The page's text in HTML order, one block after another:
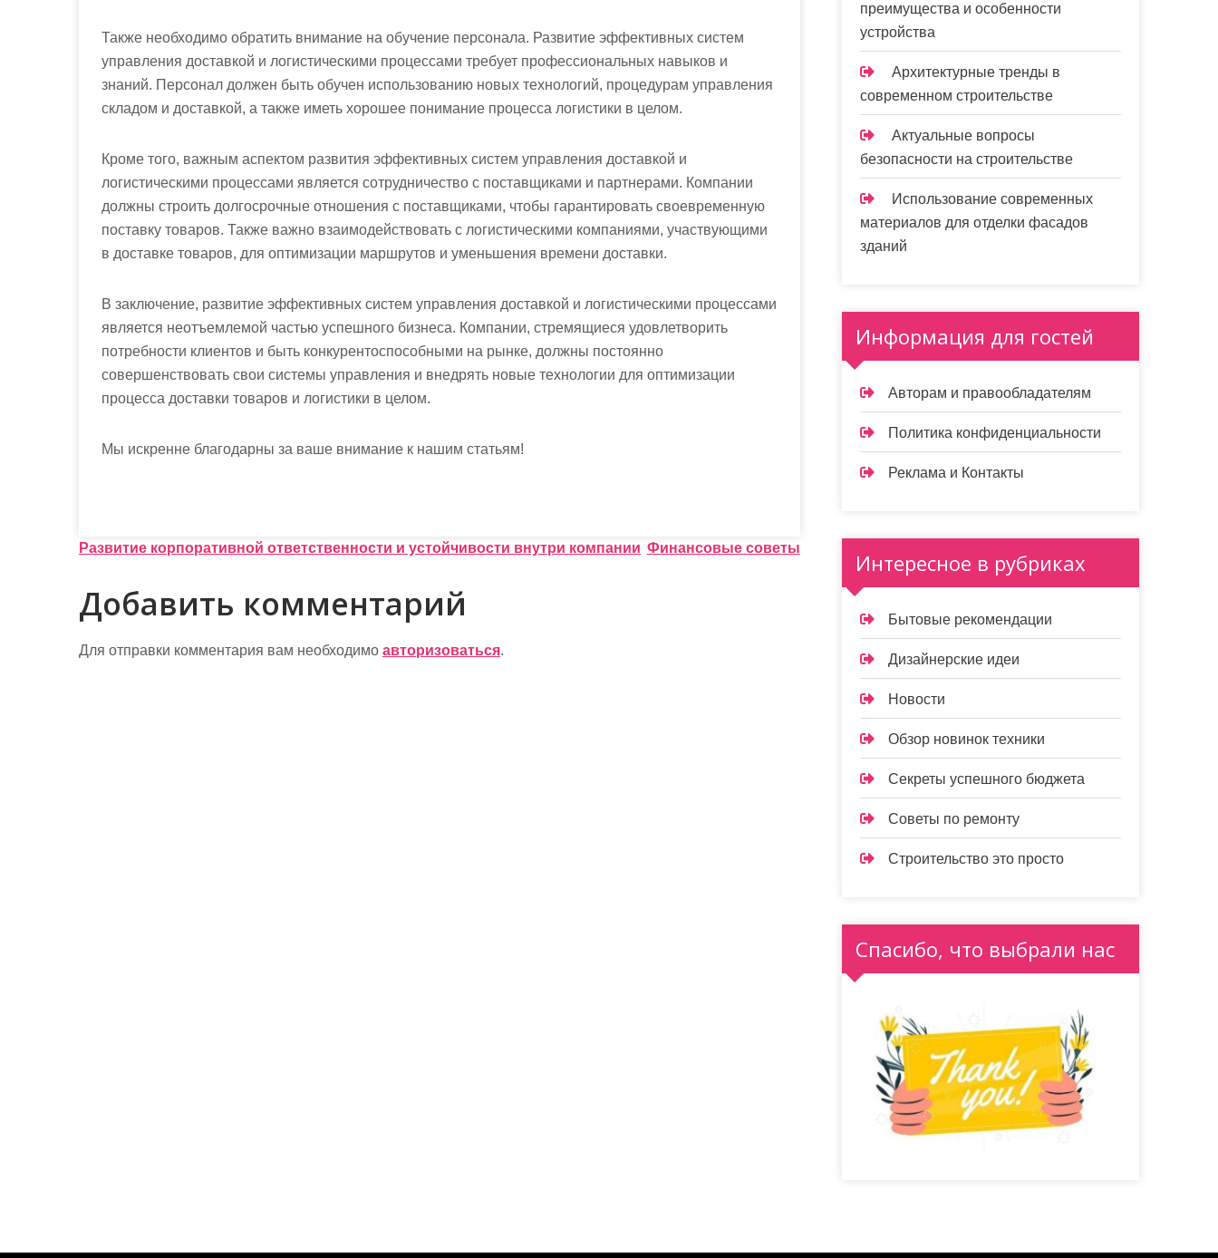
Также необходимо обратить внимание на обучение персонала. Развитие эффективных систем
управления доставкой и логистическими процессами требует профессиональных навыков и
знаний. Персонал должен быть обучен использованию новых технологий, процедурам управления
складом и доставкой, а также иметь хорошее понимание процесса логистики в целом.
Кроме того, важным аспектом развития эффективных систем управления доставкой и
логистическими процессами является сотрудничество с поставщиками и партнерами. Компании
должны строить долгосрочные отношения с поставщиками, чтобы гарантировать своевременную
поставку товаров. Также важно взаимодействовать с логистическими компаниями, участвующими
в доставке товаров, для оптимизации маршрутов и уменьшения времени доставки.
В заключение, развитие эффективных систем управления доставкой и логистическими процессами
является неотъемлемой частью успешного бизнеса. Компании, стремящиеся удовлетворить
потребности клиентов и быть конкурентоспособными на рынке, должны постоянно
совершенствовать свои системы управления и внедрять новые технологии для оптимизации
процесса доставки товаров и логистики в целом.
Мы искренне благодарны за ваше внимание к нашим статьям!
Н
а
в
и
Развитие корпоративной ответственности и устойчивости внутри компании Финансовые советы
Добавить комментарий
Для отправки комментария вам необходимо авторизоваться.
преимущества и особенности
устройства
Архитектурные тренды в
современном строительстве
Актуальные вопросы
безопасности на строительстве
Использование современных
материалов для отделки фасадов
зданий
Информация для гостей
Авторам и правообладателям
Политика конфиденциальности
Реклама и Контакты
Интересное в рубриках
Бытовые рекомендации
Дизайнерские идеи
Новости
Обзор новинок техники
Секреты успешного бюджета
Советы по ремонту
Строительство это просто
Спасибо, что выбрали нас